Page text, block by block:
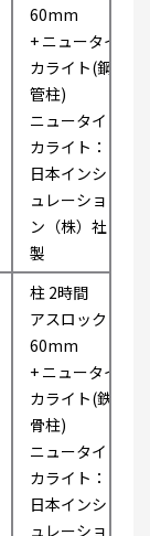
60mm
+ ニュータイ
カライト(鋼
管柱)
ニュータイ
カライト：
日本インシ
ュレーショ
ン（株）社
製
柱 2時間
アスロック
60mm
+ ニュータイ
カライト(鉄
骨柱)
ニュータイ
カライト：
日本インシ
ュレーショ